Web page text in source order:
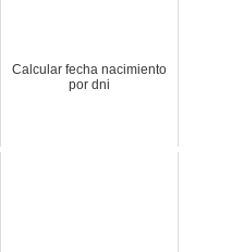
Calcular fecha nacimiento
por dni